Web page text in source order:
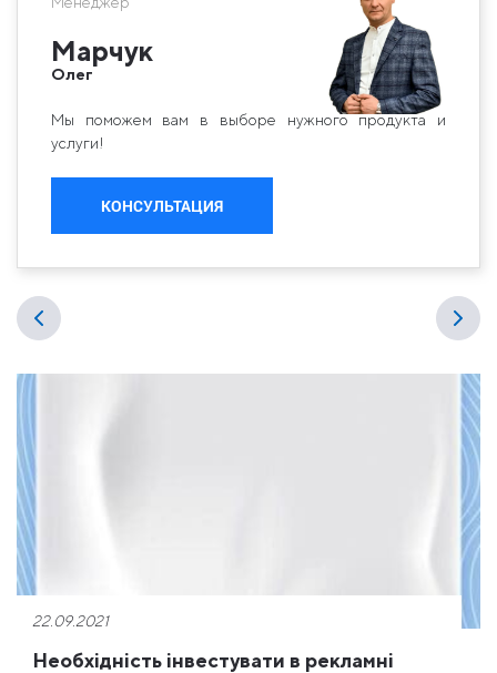
Марчук
Олег
Мы поможем вам в выборе нужного продукта и
услуги!
КОНСУЛЬТАЦИЯ
22.09.2021
Необхідність інвестувати в рекламні